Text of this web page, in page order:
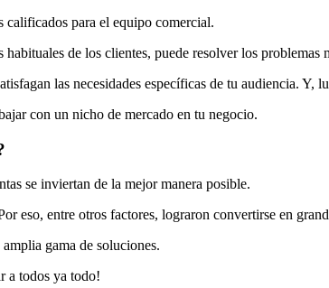
calificados para el equipo comercial.
de los clientes, puede resolver los problemas
las necesidades específicas de tu audiencia. Y,
con un nicho de mercado en tu negocio.
se inviertan de la mejor manera posible.
eso, entre otros factores, lograron convertirse en
gama de soluciones.
a todos ya todo!